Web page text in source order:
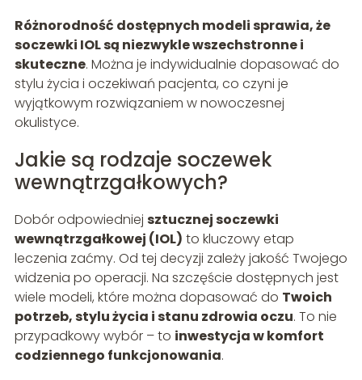
Różnorodność dostępnych modeli sprawia, że
soczewki IOL są niezwykle wszechstronne i
skuteczne. Można je indywidualnie dopasować do
stylu życia i oczekiwań pacjenta, co czyni je
wyjątkowym rozwiązaniem w nowoczesnej
okulistyce.
Jakie są rodzaje soczewek
wewnątrzgałkowych?
Dobór odpowiedniej sztucznej soczewki
wewnątrzgałkowej (IOL) to kluczowy etap
leczenia zaćmy. Od tej decyzji zależy jakość Twojego
widzenia po operacji. Na szczęście dostępnych jest
wiele modeli, które można dopasować do Twoich
potrzeb, stylu życia i stanu zdrowia oczu. To nie
przypadkowy wybór – to inwestycja w komfort
codziennego funkcjonowania.